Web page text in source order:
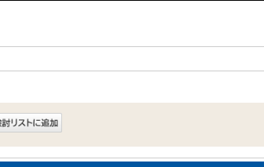
わせ
ップ
シーポリシー
お客様の声